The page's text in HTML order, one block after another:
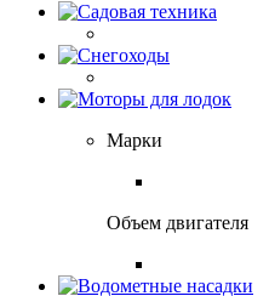
Марки
Объем двигателя